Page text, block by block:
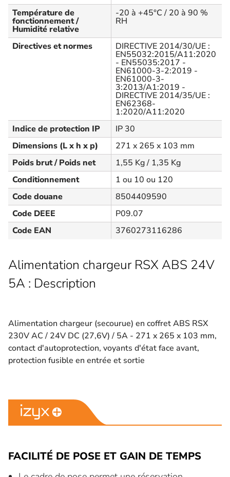
Température de
fonctionnement /
Humidité relative
-20 à +45°C / 20 à 90 %
RH
Directives et normes DIRECTIVE 2014/30/UE :
EN55032:2015/A11:2020
- EN55035:2017 -
EN61000-3-2:2019 -
EN61000-3-
3:2013/A1:2019 -
DIRECTIVE 2014/35/UE :
EN62368-
1:2020/A11:2020
Indice de protection IP
IP 30
Dimensions (L x h x p)
271 x 265 x 103 mm
Poids brut / Poids net
1,55 Kg / 1,35 Kg
Conditionnement
1 ou 10 ou 120
Code douane
8504409590
Code DEEE
P09.07
Code EAN
3760273116286
Alimentation chargeur RSX ABS 24V
5A : Description
Alimentation chargeur (secourue) en coffret ABS RSX
230V AC / 24V DC (27,6V) / 5A - 271 x 265 x 103 mm,
contact d'autoprotection, voyants d'état face avant,
protection fusible en entrée et sortie
FACILITÉ DE POSE ET GAIN DE TEMPS